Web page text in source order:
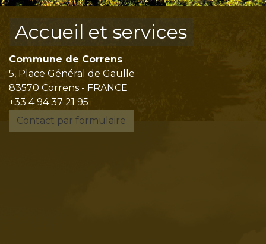
Accueil et services
Commune de Correns
5, Place Général de Gaulle
83570 Correns - FRANCE
+33 4 94 37 21 95
Contact par formulaire